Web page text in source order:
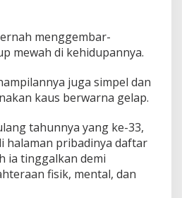
menggembar-
mewah di kehidupannya.
juga simpel dan
kaus berwarna gelap.
tahunnya yang ke-33,
halaman pribadinya daftar
ia tinggalkan demi
fisik, mental, dan